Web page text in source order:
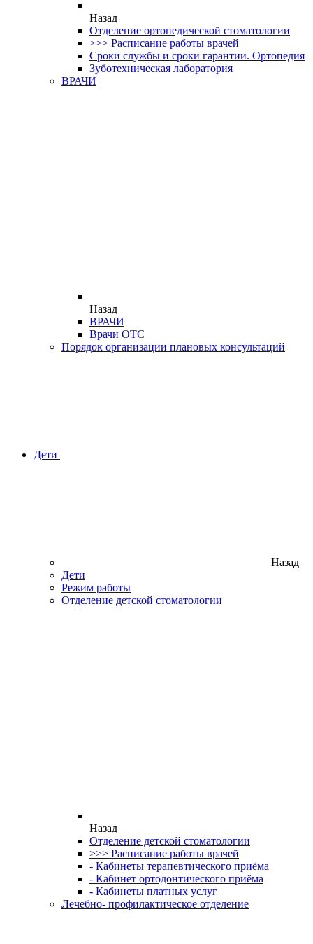
Назад
Отделение ортопедической стоматологии
>>> Расписание работы врачей
Сроки службы и сроки гарантии. Ортопедия
Зуботехническая лаборатория
ВРАЧИ
Назад
ВРАЧИ
Врачи ОТС
Порядок организации плановых консультаций
Дети
Назад
Дети
Режим работы
Отделение детской стоматологии
Назад
Отделение детской стоматологии
>>> Расписание работы врачей
- Кабинеты терапевтического приёма
- Кабинет ортодонтического приёма
- Кабинеты платных услуг
Лечебно- профилактическое отделение